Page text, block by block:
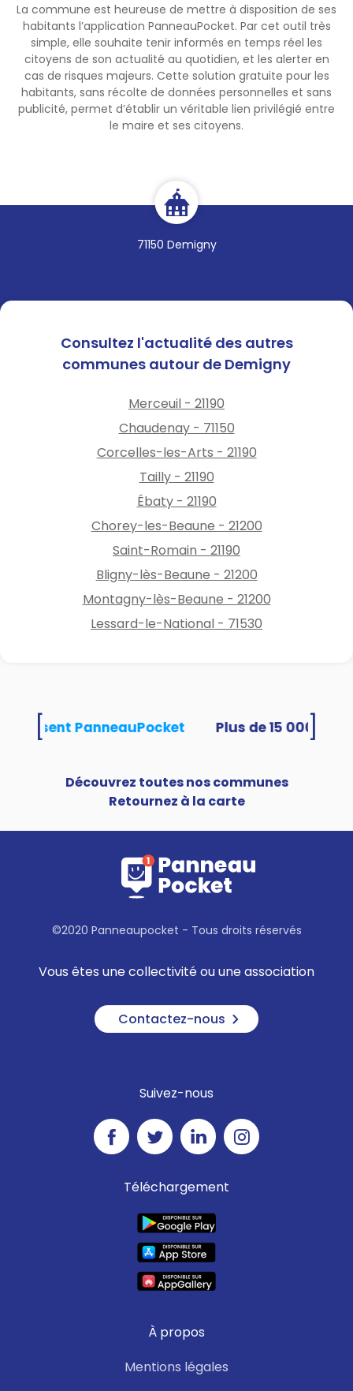
La commune est heureuse de mettre à disposition de ses
habitants l’application PanneauPocket. Par cet outil très
simple, elle souhaite tenir informés en temps réel les
citoyens de son actualité au quotidien, et les alerter en
cas de risques majeurs. Cette solution gratuite pour les
habitants, sans récolte de données personnelles et sans
publicité, permet d’établir un véritable lien privilégié entre
le maire et ses citoyens.
71150 Demigny
Consultez l'actualité des autres
communes autour de Demigny
Merceuil - 21190
Chaudenay - 71150
Corcelles-les-Arts - 21190
Tailly - 21190
Ébaty - 21190
Chorey-les-Beaune - 21200
Saint-Romain - 21190
Bligny-lès-Beaune - 21200
Montagny-lès-Beaune - 21200
Lessard-le-National - 71530
PanneauPocket
Découvrez toutes nos communes
Retournez à la carte
©2020 Panneaupocket - Tous droits réservés
Vous êtes une collectivité ou une association
Contactez-nous
Suivez-nous
Téléchargement
À propos
Mentions légales